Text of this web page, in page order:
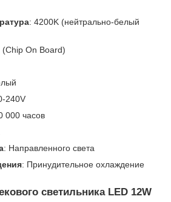
: 4200K (нейтрально-белый
(Chip On Board)
240V
000 часов
: Направленного света
: Принудительное охлаждение
светильника LED 12W